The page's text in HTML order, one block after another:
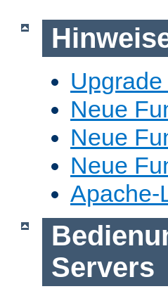
Neue
Neue
Neue
Apache-
Servers